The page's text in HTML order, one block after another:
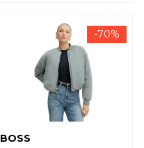
-70%
BOSS